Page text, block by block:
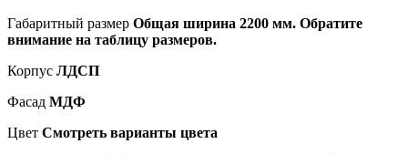
Габаритный размер Общая ширина 2200 мм. Обратите
внимание на таблицу размеров.
Корпус ЛДСП
Фасад МДФ
Цвет Смотреть варианты цвета